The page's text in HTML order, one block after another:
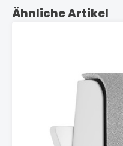
Produktgalerie überspringen
Ähnliche Artikel